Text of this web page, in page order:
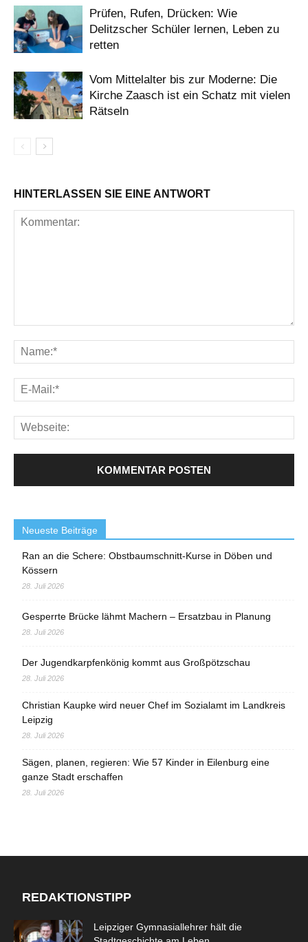
Prüfen, Rufen, Drücken: Wie
Delitzscher Schüler lernen, Leben zu
retten
Vom Mittelalter bis zur Moderne: Die
Kirche Zaasch ist ein Schatz mit vielen
Rätseln
HINTERLASSEN SIE EINE ANTWORT
Neueste Beiträge
Ran an die Schere: Obstbaumschnitt-Kurse in Döben und
Kössern
28. Juli 2026
Gesperrte Brücke lähmt Machern – Ersatzbau in Planung
28. Juli 2026
Der Jugendkarpfenkönig kommt aus Großpötzschau
28. Juli 2026
Christian Kaupke wird neuer Chef im Sozialamt im Landkreis
Leipzig
28. Juli 2026
Sägen, planen, regieren: Wie 57 Kinder in Eilenburg eine
ganze Stadt erschaffen
28. Juli 2026
REDAKTIONSTIPP
Leipziger Gymnasiallehrer hält die